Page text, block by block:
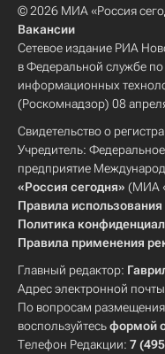
© 2026 МИА «Россия
Вакансии
Сетевое издание РИА
в Федеральной службе
информационных
(Роскомнадзор) 08
Свидетельство о
Учредитель:
предприятие
«Россия сегодня» (МИА
Правила
Политика
Правила применения
Главный редактор:
Адрес электронной
По вопросам
воспользуйтесьформой
Телефон Редакции: 7